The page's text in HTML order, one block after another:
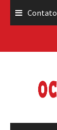
Contato